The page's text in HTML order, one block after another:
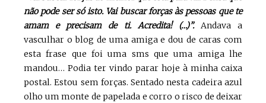
ACTUALIDADE
não pode ser só isto. Vai buscar forças às pessoas que te
amam e precisam de ti. Acredita! (…)”.Andava a
vasculhar o blog de uma amiga e dou de caras com
esta frase que foi uma sms que uma amiga lhe
mandou… Podia ter vindo parar hoje à minha caixa
postal. Estou sem forças. Sentado nesta cadeira azul
olho um monte de papelada e corro o risco de deixar